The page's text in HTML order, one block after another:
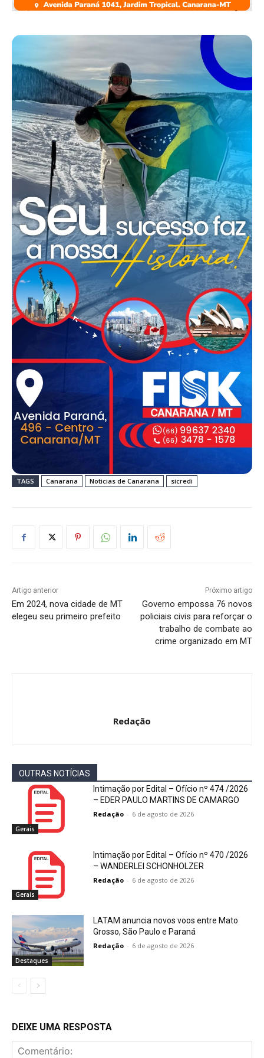
TAGS Canarana Noticias de Canarana sicredi
Artigo anterior
Em 2024, nova cidade de MT
elegeu seu primeiro prefeito
Próximo artigo
Governo empossa 76 novos
policiais civis para reforçar o
trabalho de combate ao
crime organizado em MT
Redação
OUTRAS NOTÍCIAS
Gerais
Intimação por Edital – Ofício nº 474 /2026
– EDER PAULO MARTINS DE CAMARGO
Redação - 6 de agosto de 2026
Gerais
Intimação por Edital – Ofício nº 470 /2026
– WANDERLEI SCHONHOLZER
Redação - 6 de agosto de 2026
Destaques
LATAM anuncia novos voos entre Mato
Grosso, São Paulo e Paraná
Redação - 6 de agosto de 2026
DEIXE UMA RESPOSTA